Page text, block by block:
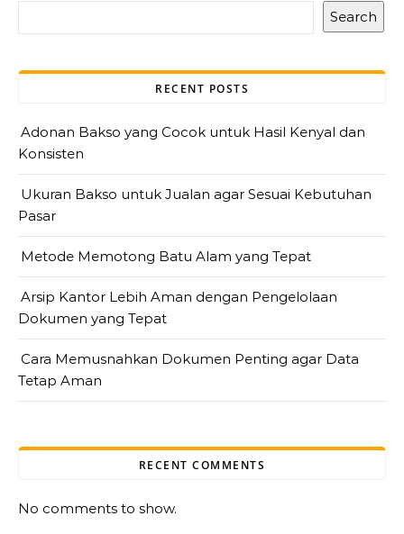
Search
RECENT POSTS
Adonan Bakso yang Cocok untuk Hasil Kenyal dan
Konsisten
Ukuran Bakso untuk Jualan agar Sesuai Kebutuhan
Pasar
Metode Memotong Batu Alam yang Tepat
Arsip Kantor Lebih Aman dengan Pengelolaan
Dokumen yang Tepat
Cara Memusnahkan Dokumen Penting agar Data
Tetap Aman
RECENT COMMENTS
No comments to show.